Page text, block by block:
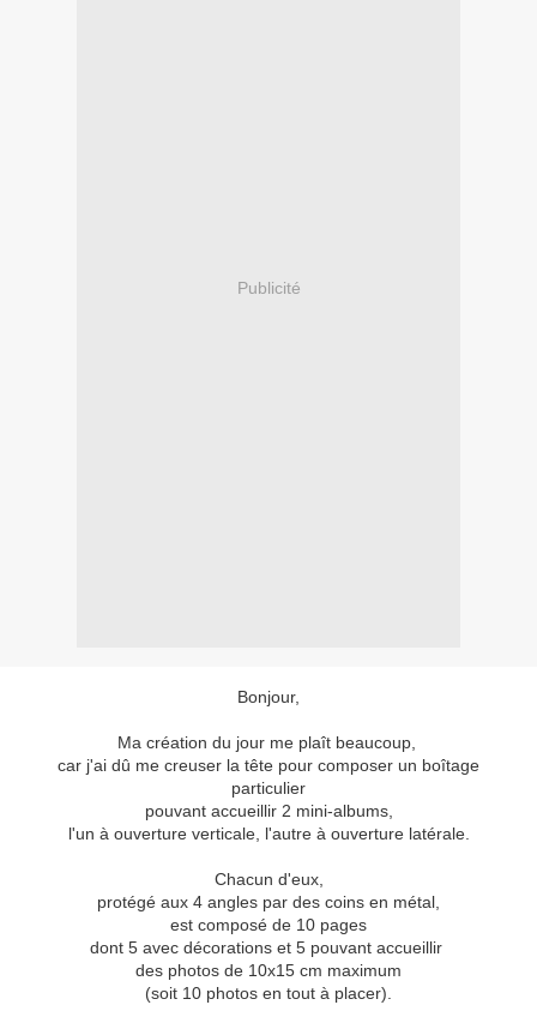
Publicité
Bonjour,
Ma création du jour me plaît beaucoup,
car j'ai dû me creuser la tête pour composer un boîtage
particulier
pouvant accueillir 2 mini-albums,
l'un à ouverture verticale, l'autre à ouverture latérale.
Chacun d'eux,
protégé aux 4 angles par des coins en métal,
est composé de 10 pages
dont 5 avec décorations et 5 pouvant accueillir
des photos de 10x15 cm maximum
(soit 10 photos en tout à placer).